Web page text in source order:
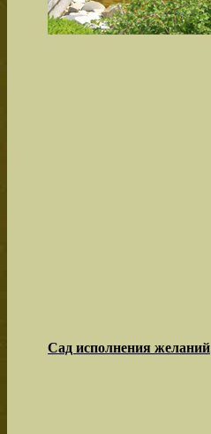
Сад исполнения желаний